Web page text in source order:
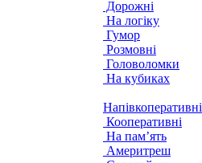
Дорожні
На логіку
Гумор
Розмовні
Головоломки
На кубиках
Напівкоперативні
Кооперативні
На пам’ять
Америтреш